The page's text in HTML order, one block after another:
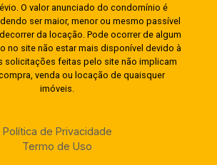
O valor anunciado do condomínio é
ser maior, menor ou mesmo passível
da locação. Pode ocorrer de algum
no site não estar mais disponível devido à
solicitações feitas pelo site não implicam
venda ou locação de quaisquer
imóveis.
Política de Privacidade
Termo de Uso